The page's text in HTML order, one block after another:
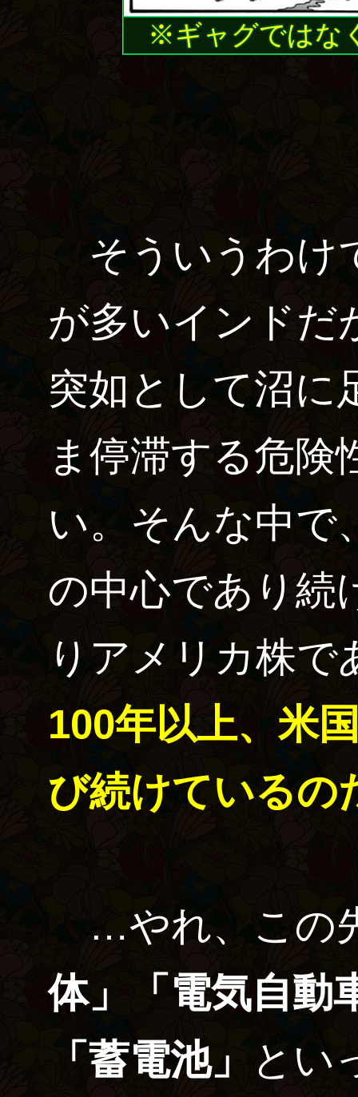
※ギャグではな
そういうわけ
が多いインドだ
突如として沼に
ま停滞する危険
い。そんな中で
の中心であり続
りアメリカ株で
100年以上、米
び続けているの
…やれ、この
体」「電気自動
「蓄電池」
とい